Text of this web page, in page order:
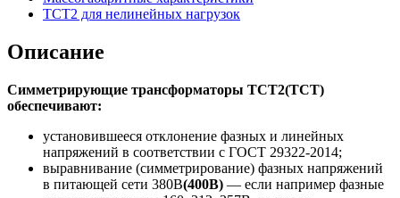
ТСТ2 для нелинейных нагрузок
Описание
Симметрирующие трансформаторы ТСТ2(ТСТ)
обеспечивают:
установившееся отклонение фазных и линейных
напряжений в соответствии с ГОСТ 29322-2014;
выравнивание (симметрирование) фазных напряжений
в питающей сети 380В(400В) — если например фазные